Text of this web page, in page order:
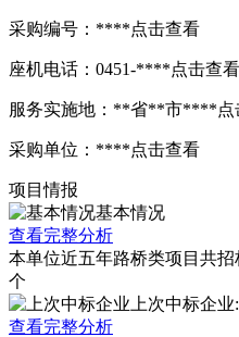
采购编号：****点击查看
座机电话：0451-****点击查看
服务实施地：**省**市****
采购单位：****点击查看
项目情报
基本情况
查看完整分析
本单位近五年路桥类项目共招
个
上次中标企
查看完整分析